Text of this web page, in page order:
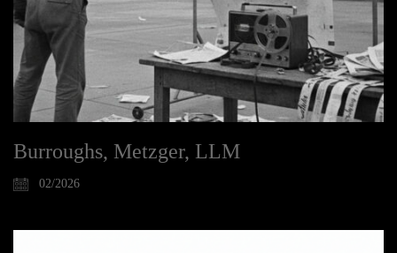
Burroughs, Metzger, LLM
02/2026